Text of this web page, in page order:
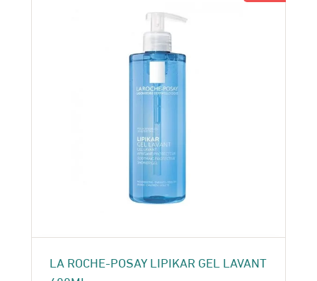
LA ROCHE-POSAY LIPIKAR GEL LAVANT